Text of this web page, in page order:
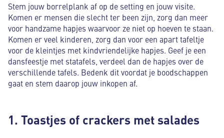
Stem jouw borrelplank af op de setting en jouw visite.
Komen er mensen die slecht ter been zijn, zorg dan meer
voor handzame hapjes waarvoor ze niet op hoeven te staan.
Komen er veel kinderen, zorg dan voor een apart tafeltje
voor de kleintjes met kindvriendelijke hapjes. Geef je een
dansfeestje met statafels, verdeel dan de hapjes over de
verschillende tafels. Bedenk dit voordat je boodschappen
gaat en stem daarop jouw inkopen af.
1. Toastjes of crackers met salades